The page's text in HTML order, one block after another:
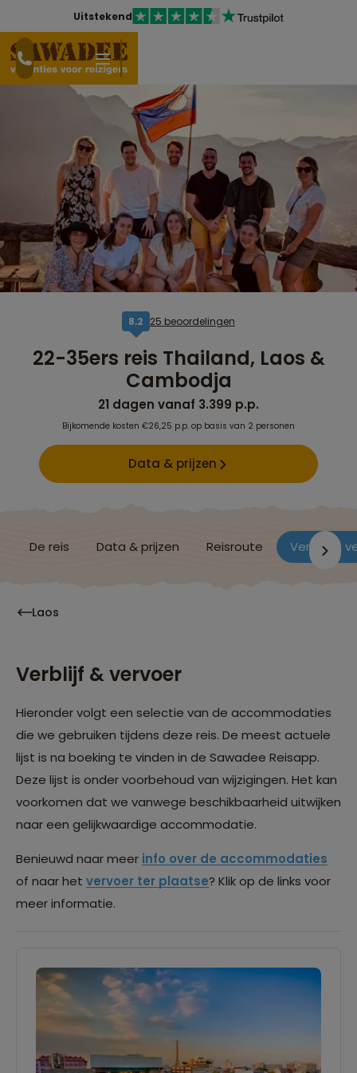
Uitstekend
8,2 25 beoordelingen
22-35ers reis Thailand, Laos &
Cambodja
21 dagen vanaf 3.399 p.p.
Bijkomende kosten €26,25 p.p. op basis van 2 personen
Data & prijzen
De reis Data & prijzen Reisroute Verblijf &
Laos
Verblijf & vervoer
Hieronder volgt een selectie van de accommodaties
die we gebruiken tijdens deze reis. De meest actuele
lijst is na boeking te vinden in de Sawadee Reisapp.
Deze lijst is onder voorbehoud van wijzigingen. Het kan
voorkomen dat we vanwege beschikbaarheid uitwijken
naar een gelijkwaardige accommodatie.
Benieuwd naar meer info over de accommodaties
of naar het vervoer ter plaatse? Klik op de links voor
meer informatie.